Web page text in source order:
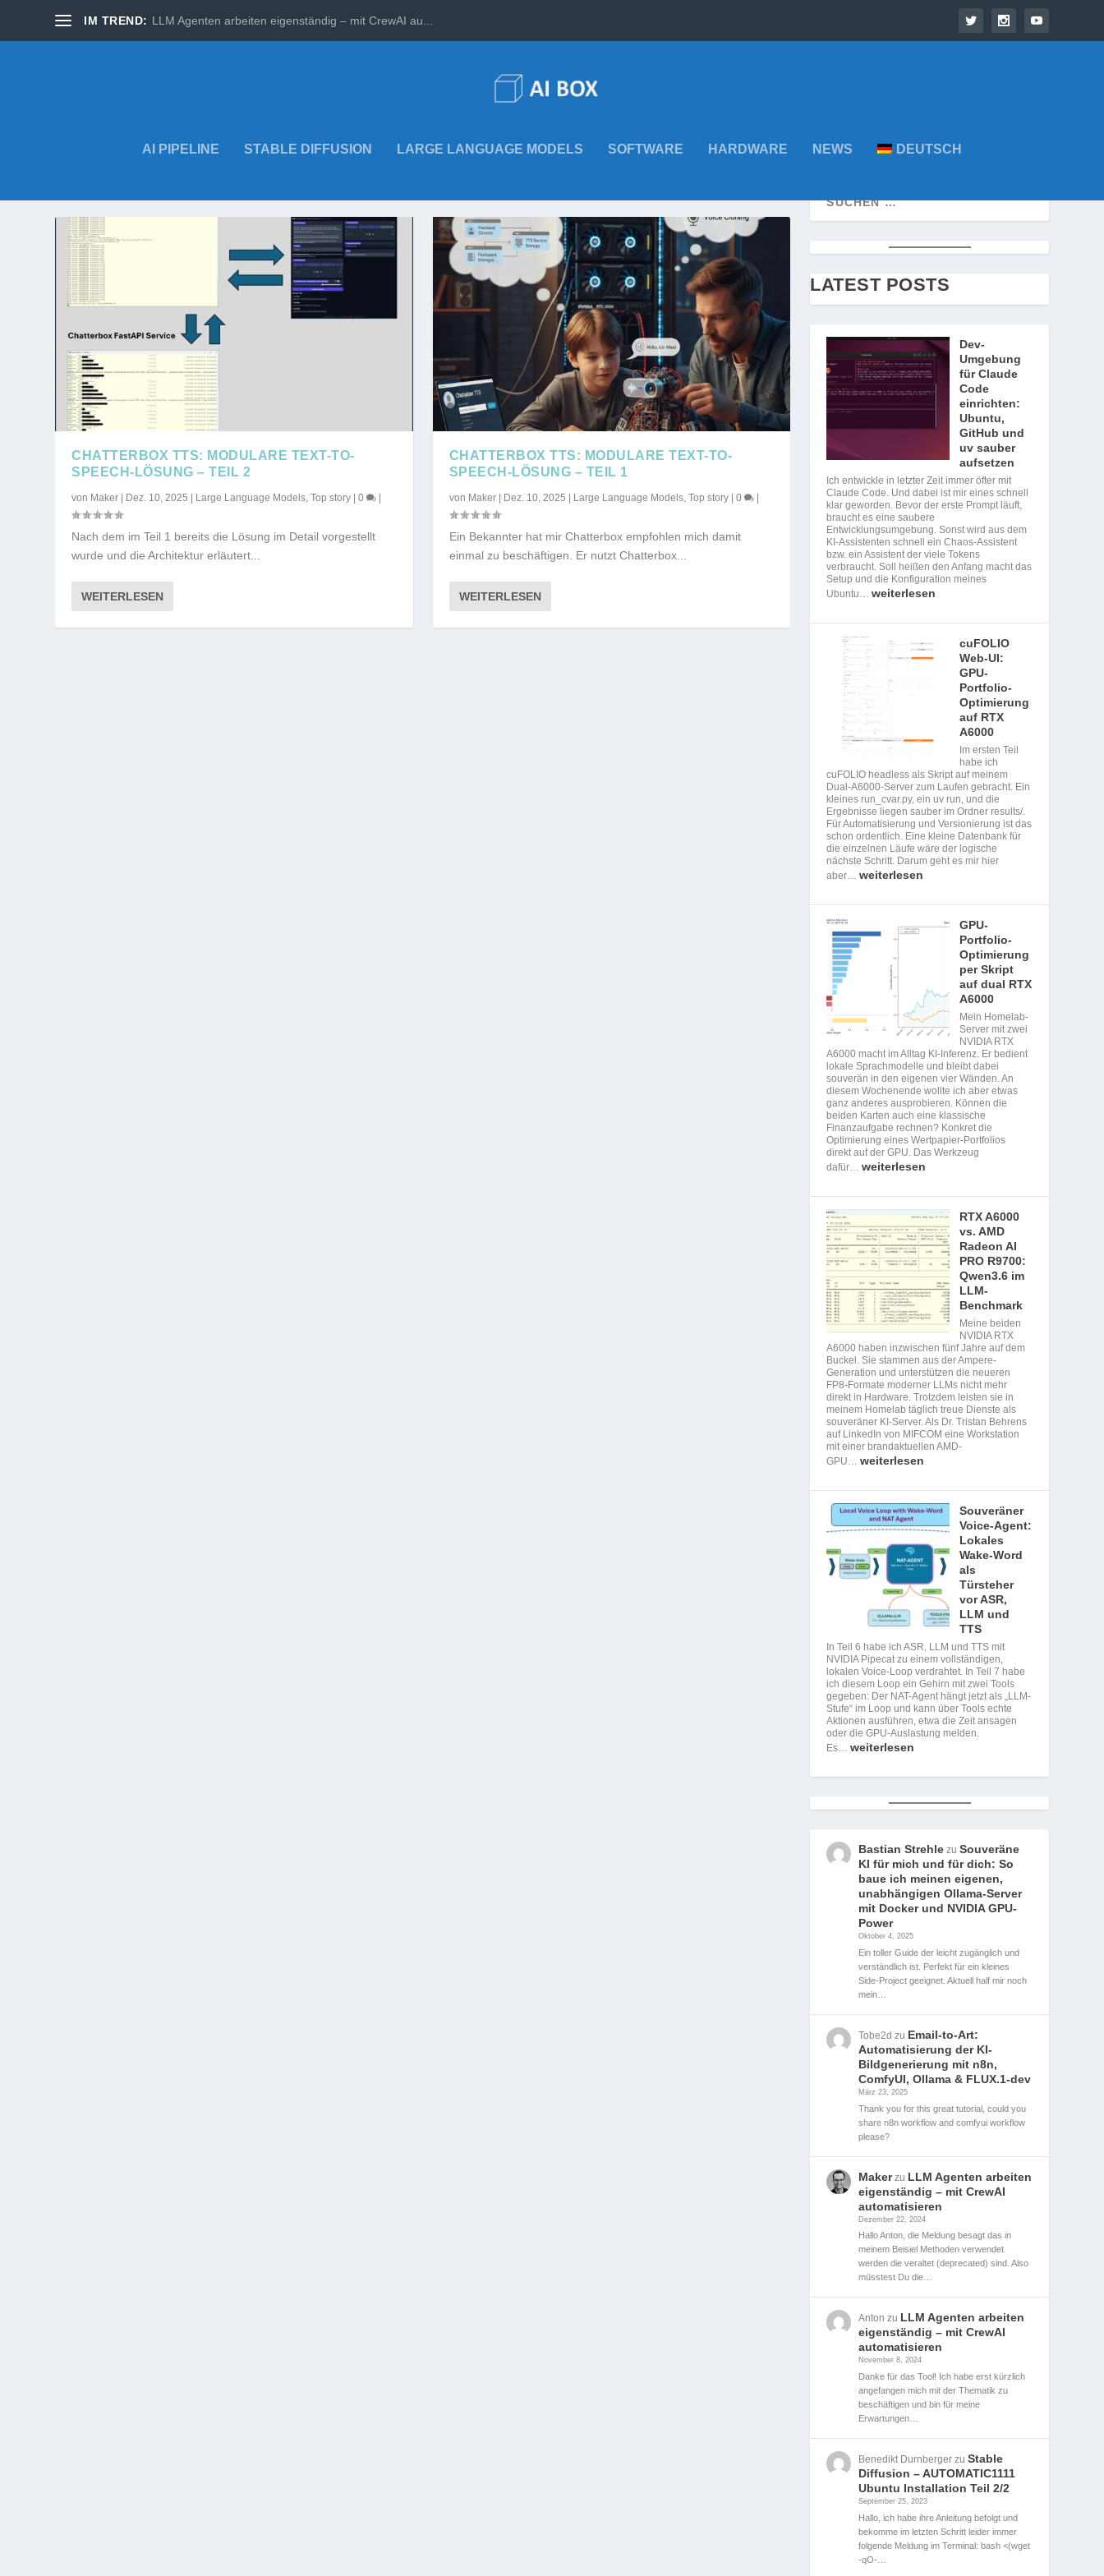
IM TREND: LLM Agenten arbeiten eigenständig – mit CrewAI au...
AI PIPELINE STABLE DIFFUSION LARGE LANGUAGE MODELS SOFTWARE HARDWARE NEWS DEUTSCH
CHATTERBOX TTS: MODULARE TEXT-TO-
SPEECH-LÖSUNG – TEIL 2
von Maker Dez. 10, 2025 Large Language Models,Top story |0
Nach dem im Teil 1 bereits die Lösung im Detail vorgestellt
wurde und die Architektur erläutert...
WEITERLESEN
CHATTERBOX TTS: MODULARE TEXT-TO-
SPEECH-LÖSUNG – TEIL 1
von Maker| Dez. 10, 2025 Large Language Models, Top story| 0 |
Ein Bekannter hat mir Chatterbox empfohlen mich damit
einmal zu beschäftigen. Er nutzt Chatterbox...
WEITERLESEN
LATEST POSTS
Dev-
Umgebung
für Claude
Code
einrichten:
Ubuntu,
GitHub und
uv sauber
aufsetzen
Ich entwickle in letzter Zeit immer öfter mit
Claude Code. Und dabei ist mir eines schnell
klar geworden. Bevor der erste Prompt läuft,
braucht es eine saubere
Entwicklungsumgebung. Sonst wird aus dem
KI-Assistenten schnell ein Chaos-Assistent
bzw. ein Assistent der viele Tokens
verbraucht. Soll heißen den Anfang macht das
Setup und die Konfiguration meines
Ubuntu…weiterlesen
cuFOLIO
Web-UI:
GPU-
Portfolio-
Optimierung
auf RTX
A6000
Im ersten Teil
habe ich
cuFOLIO headless als Skript auf meinem
Dual-A6000-Server zum Laufen gebracht. Ein
kleines run_cvar.py, ein uv run, und die
Ergebnisse liegen sauber im Ordner results/.
Für Automatisierung und Versionierung ist das
schon ordentlich. Eine kleine Datenbank für
die einzelnen Läufe wäre der logische
nächste Schritt. Darum geht es mir hier
aber…weiterlesen
GPU-
Portfolio-
Optimierung
per Skript
auf dual RTX
A6000
Mein Homelab-
Server mit zwei
NVIDIA RTX
A6000 macht im Alltag KI-Inferenz. Er bedient
lokale Sprachmodelle und bleibt dabei
souverän in den eigenen vier Wänden. An
diesem Wochenende wollte ich aber etwas
ganz anderes ausprobieren. Können die
beiden Karten auch eine klassische
Finanzaufgabe rechnen? Konkret die
Optimierung eines Wertpapier-Portfolios
direkt auf der GPU. Das Werkzeug
dafür…weiterlesen
RTX A6000
vs. AMD
Radeon AI
PRO R9700:
Qwen3.6 im
LLM-
Benchmark
Meine beiden
NVIDIA RTX
A6000 haben inzwischen fünf Jahre auf dem
Buckel. Sie stammen aus der Ampere-
Generation und unterstützen die neueren
FP8-Formate moderner LLMs nicht mehr
direkt in Hardware. Trotzdem leisten sie in
meinem Homelab täglich treue Dienste als
souveräner KI-Server. Als Dr. Tristan Behrens
auf LinkedIn von MIFCOM eine Workstation
mit einer brandaktuellen AMD-
GPU…weiterlesen
Souveräner
Voice-Agent:
Lokales
Wake-Word
als
Türsteher
vor ASR,
LLM und
TTS
In Teil 6 habe ich ASR, LLM und TTS mit
NVIDIA Pipecat zu einem vollständigen,
lokalen Voice-Loop verdrahtet. In Teil 7 habe
ich diesem Loop ein Gehirn mit zwei Tools
gegeben: Der NAT-Agent hängt jetzt als „LLM-
Stufe“ im Loop und kann über Tools echte
Aktionen ausführen, etwa die Zeit ansagen
oder die GPU-Auslastung melden.
Es…weiterlesen
Bastian Strehle zuSouveräne
KI für mich und für dich: So
baue ich meinen eigenen,
unabhängigen Ollama-Server
mit Docker und NVIDIA GPU-
Power
Oktober 4, 2025
Ein toller Guide der leicht zugänglich und
verständlich ist. Perfekt für ein kleines
Side-Project geeignet. Aktuell half mir noch
mein…
Tobe2d zu Email-to-Art:
Automatisierung der KI-
Bildgenerierung mit n8n,
ComfyUI, Ollama & FLUX.1-dev
März 23, 2025
Thank you for this great tutorial, could you
share n8n workflow and comfyui workflow
please?
Makerzu LLM Agenten arbeiten
eigenständig – mit CrewAI
automatisieren
Dezember 22, 2024
Hallo Anton, die Meldung besagt das in
meinem Beisiel Methoden verwendet
werden die veraltet (deprecated) sind. Also
müsstest Du die…
Anton zu LLM Agenten arbeiten
eigenständig – mit CrewAI
automatisieren
November 8, 2024
Danke für das Tool! Ich habe erst kürzlich
angefangen mich mit der Thematik zu
beschäftigen und bin für meine
Erwartungen…
Benedikt Durnberger zuStable
Diffusion – AUTOMATIC1111
Ubuntu Installation Teil 2/2
September 25, 2023
Hallo, ich habe ihre Anleitung befolgt und
bekomme im letzten Schritt leider immer
folgende Meldung im Terminal: bash <(wget
-qO-…